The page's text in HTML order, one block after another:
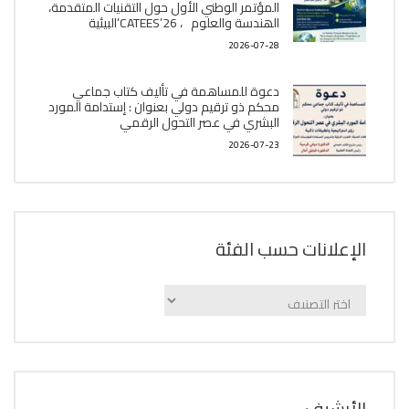
المؤتمر الوطني الأول حول التقنيات المتقدمة،
الھندسة والعلوم ، CATEES’26’البیئية
2026-07-28
دعوة للمساهمة في تأليف كتاب جماعي
محكم ذو ترقيم دولي بعنوان : إستدامة المورد
البشري في عصر التحول الرقمي
2026-07-23
الإعلانات حسب الفئة
الإعلانات